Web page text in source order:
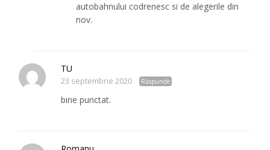
autobahnului codrenesc si de alegerile din
nov.
TU
23 septembrie 2020 Răspunde
bine punctat.